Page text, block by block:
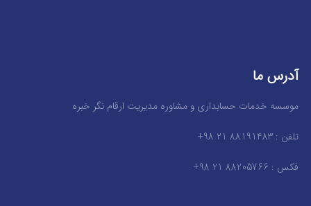
آدرس ما
موسسه خدمات حسابداری و مشاوره مدیریت ارقام نگر خبره
تلفن : 88191483 21 98+
فکس : 88205766 21 98+